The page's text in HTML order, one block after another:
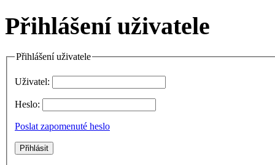
Přihlášení uživatele
Přihlášení uživatele
Uživatel:
Heslo:
Poslat zapomenuté heslo